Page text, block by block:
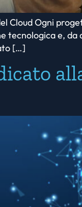
Cloud Ogni
e,
[…]